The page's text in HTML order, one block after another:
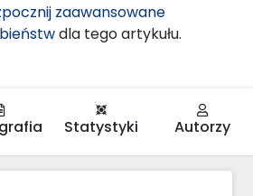
zaawansowane
dla tego artykułu.
Statystyki Autorzy